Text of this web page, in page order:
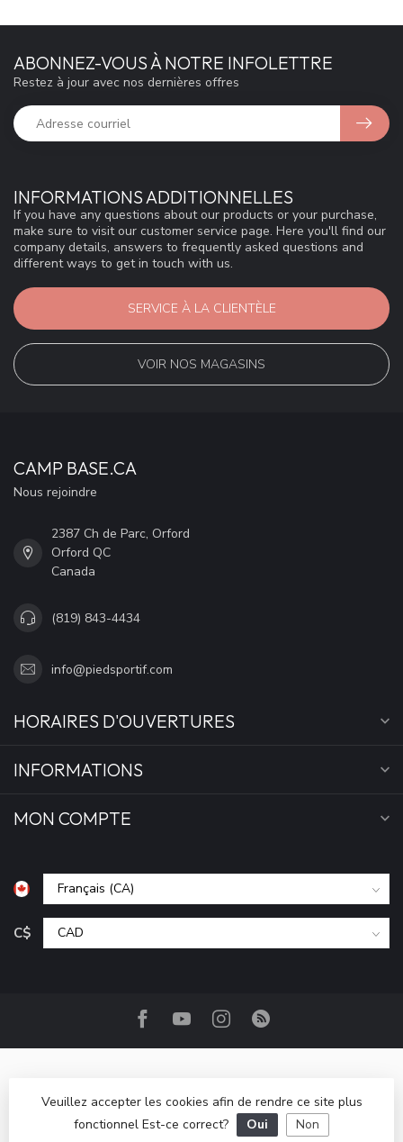
INFORMATIONS ADDITIONNELLES
If you have any questions about our products or your purchase,
make sure to visit our customer service page. Here you'll find our
company details, answers to frequently asked questions and
different ways to get in touch with us.
SERVICE À LA CLIENTÈLE
VOIR NOS MAGASINS
ABONNEZ-VOUS À NOTRE INFOLETTRE
Restez à jour avec nos dernières offres
CAMP BASE.CA
Nous rejoindre
2387 Ch de Parc, Orford
Orford QC
Canada
(819) 843-4434
info@piedsportif.com
HORAIRES D'OUVERTURES
INFORMATIONS
MON COMPTE
C$
© Copyright 2026 Camp Base.ca- Powered by Lightspeed
Veuillez accepter les cookies afin de rendre ce site plus
fonctionnel Est-ce correct?
Oui Non